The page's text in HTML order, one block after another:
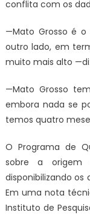
conflita com os
—Mato Grosso é
outro lado, em
muito mais alto
—Mato Grosso
embora nada se
temos quatro
O Programa de
sobre a origem
disponibilizando os
Em uma nota
Instituto de